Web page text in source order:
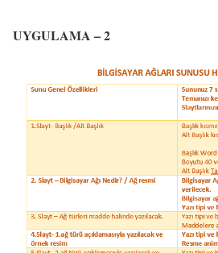
UYGULAMA – 2